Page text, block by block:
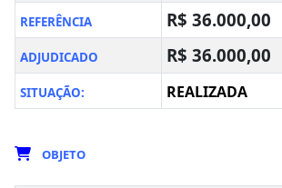
REFERÊNCIA R$ 36.000,00
ADJUDICADO R$ 36.000,00
SITUAÇÃO: REALIZADA
OBJETO